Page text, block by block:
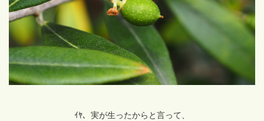
ｲﾔ、実が生ったからと言って、